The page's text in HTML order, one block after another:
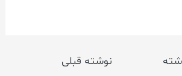
نوشته قبلی